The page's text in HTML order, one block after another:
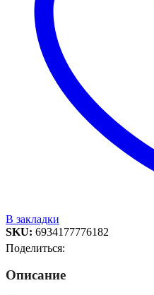
В закладки
SKU: 6934177776182
Поделиться:
Описание